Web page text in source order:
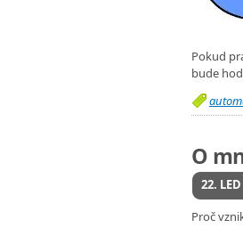
Pokud
bude
O
22. LED
Proč